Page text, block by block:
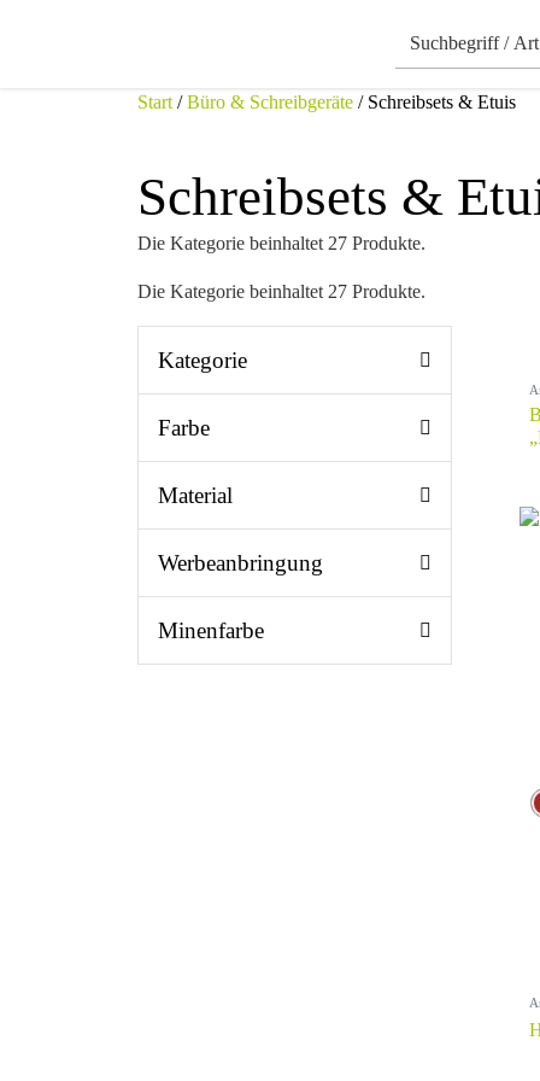
Start /Büro & Schreibgeräte / Schreibsets & Etuis
Schreibsets &
Die Kategorie beinhaltet 27 Produkte.
Die Kategorie beinhaltet 27 Produkte.
Kategorie
Farbe
Material
Werbeanbringung
Minenfarbe